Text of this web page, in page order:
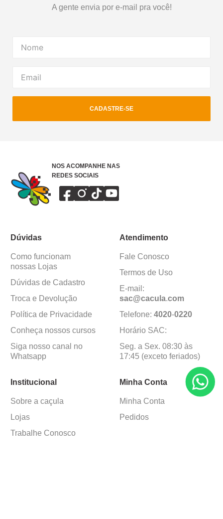
A gente envia por e-mail pra você!
CADASTRE-SE
NOS ACOMPANHE NAS
REDES SOCIAIS
Dúvidas
Como funcionam
nossas Lojas
Dúvidas de Cadastro
Troca e Devolução
Política de Privacidade
Conheça nossos cursos
Siga nosso canal no
Whatsapp
Atendimento
Fale Conosco
Termos de Uso
E-mail:
sac@cacula.com
Telefone: 4020-0220
Horário SAC:
Seg. a Sex. 08:30 às
17:45 (exceto feriados)
Institucional
Sobre a caçula
Lojas
Trabalhe Conosco
Minha Conta
Minha Conta
Pedidos